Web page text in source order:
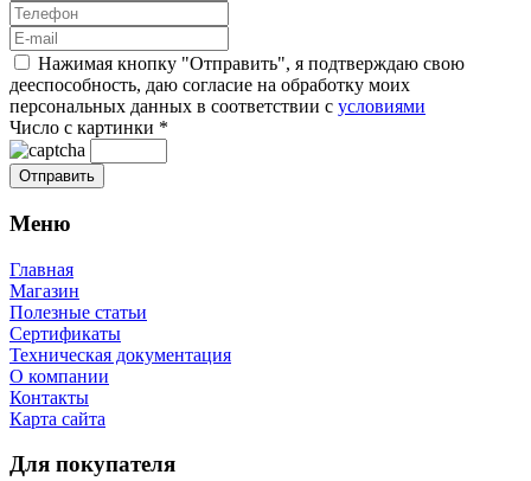
Нажимая кнопку "Отправить", я подтверждаю свою
дееспособность, даю согласие на обработку моих
персональных данных в соответствии с условиями
Число с картинки *
Меню
Главная
Магазин
Полезные статьи
Сертификаты
Техническая документация
О компании
Контакты
Карта сайта
Для покупателя